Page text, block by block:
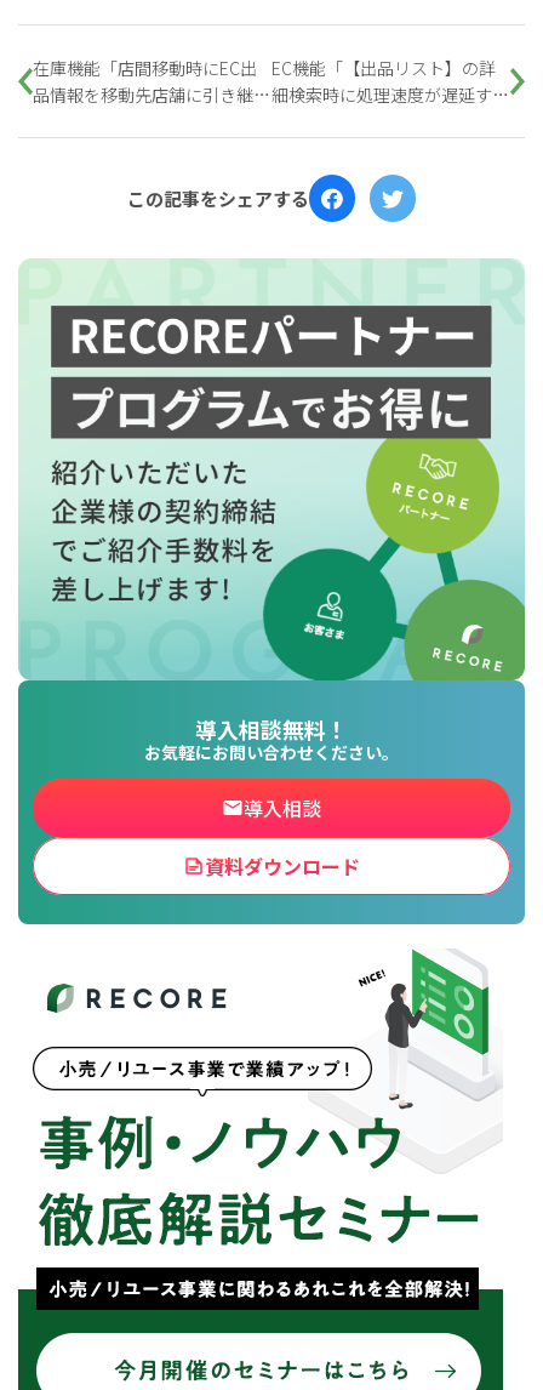
在庫機能「店間移動時にEC出
品情報を移動先店舗に引き継げ
EC機能「【出品リスト】の詳
細検索時に処理速度が遅延する
この記事をシェアする
導入相談無料！
お気軽にお問い合わせください。
導入相談
資料ダウンロード